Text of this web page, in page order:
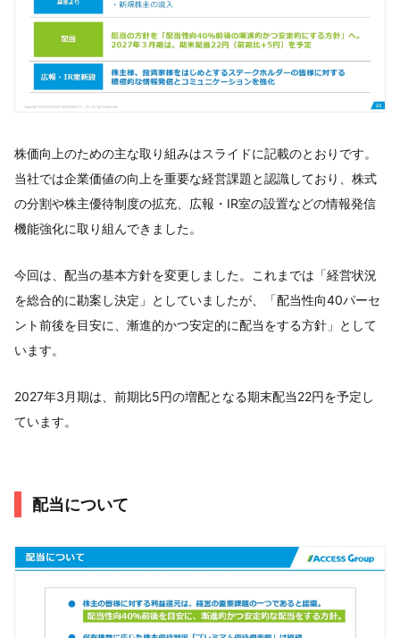
株価向上のための主な取り組みはスライドに記載のとおりです。
当社では企業価値の向上を重要な経営課題と認識しており、株式
の分割や株主優待制度の拡充、広報・IR室の設置などの情報発信
機能強化に取り組んできました。
今回は、配当の基本方針を変更しました。これまでは「経営状況
を総合的に勘案し決定」としていましたが、「配当性向40パーセ
ント前後を目安に、漸進的かつ安定的に配当をする方針」として
います。
2027年3月期は、前期比5円の増配となる期末配当22円を予定し
ています。
配当について